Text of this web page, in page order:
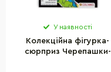
У наявності
Колекційна фігурка-
сюрприз Черепашки-